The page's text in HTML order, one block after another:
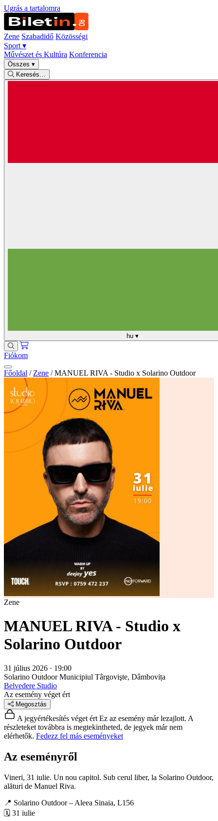
Ugrás a tartalomra
Zene Szabadidő Közösségi
Sport ▾
Művészet és Kultúra Konferencia
Összes ▾
Keresés…
hu ▾
Fiókom
Főoldal / Zene / MANUEL RIVA - Studio x Solarino Outdoor
Zene
MANUEL RIVA - Studio x
Solarino Outdoor
31 július 2026 · 19:00
Solarino Outdoor Municipiul Târgovişte, Dâmbovița
Belvedere Studio
Az esemény véget ért
Megosztás
A jegyértékesítés véget ért Ez az esemény már lezajlott. A
részleteket továbbra is megtekintheted, de jegyek már nem
elérhetők. Fedezz fel más eseményeket
Az eseményről
Vineri, 31 iulie. Un nou capitol. Sub cerul liber, la Solarino Outdoor,
alături de Manuel Riva.
📍 Solarino Outdoor – Aleea Sinaia, L156
🗓 31 iulie